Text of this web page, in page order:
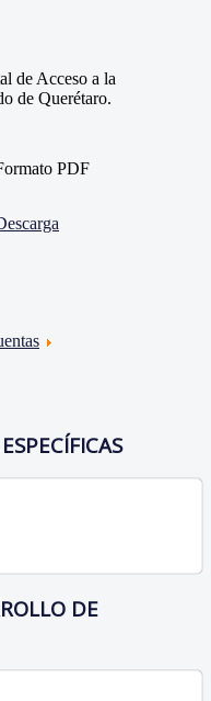
de Acceso a la
de Querétaro.
PDF
DE